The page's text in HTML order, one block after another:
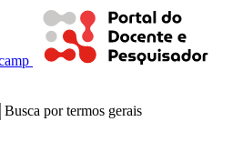
Busca por termos gerais